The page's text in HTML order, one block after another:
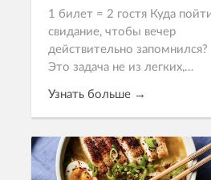
1 билет = 2 гостя Куда пойти на
свидание, чтобы вечер
действительно запомнился?
Это задача не из легких,
города уже изучены.
Приглашаем вас на
гастрономическое с...
Узнать больше →
Записаться